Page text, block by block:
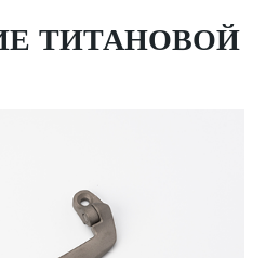
ТИТАНОВОЙ